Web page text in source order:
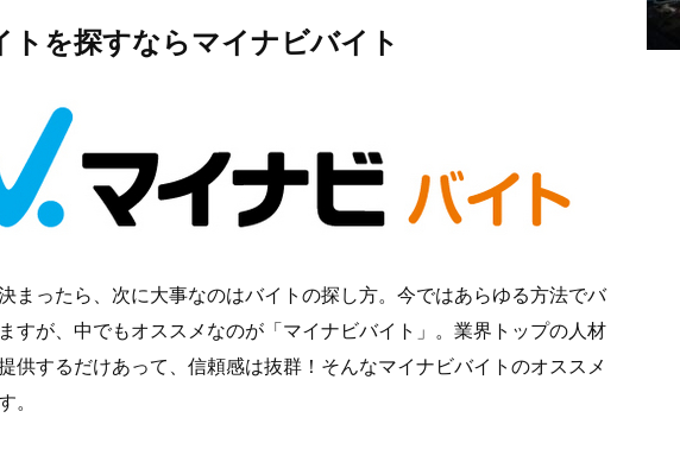
トを探すならマイナビバイト
まったら、次に大事なのはバイトの探し方。今ではあらゆる方法でバ
すが、中でもオススメなのが「マイナビバイト」。業界トップの人材
供するだけあって、信頼感は抜群！そんなマイナビバイトのオススメ
。